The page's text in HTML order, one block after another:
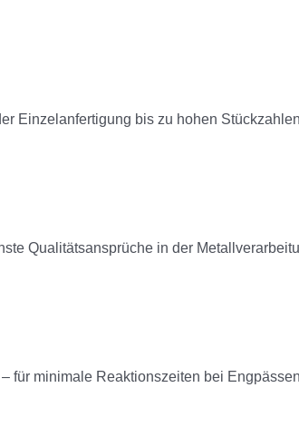
Einzelanfertigung bis zu hohen
Qualitätsansprüche in der
für minimale Reaktionszeiten bei